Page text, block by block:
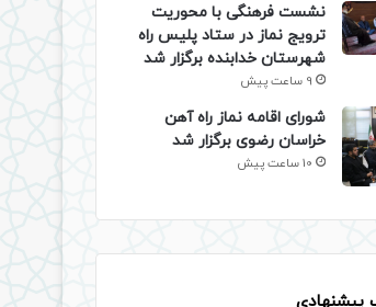
نشست فرهنگی با محوریت
ترویج نماز در ستاد پلیس راه
شهرستان خدابنده برگزار شد
9 ساعت پیش
شورای اقامه نماز راه آهن
خراسان رضوی برگزار شد
10 ساعت پیش
پیشنهادی